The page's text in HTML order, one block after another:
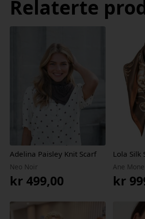
Relaterte
Adelina Paisley Knit Scarf
Neo Noir
kr 499,00
Lola Silk
Ane Mone
kr